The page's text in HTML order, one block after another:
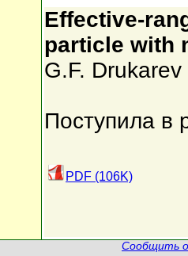
Effective-
particle with
G.F. Drukarev
Поступила в
PDF (106K)
Сообщить о